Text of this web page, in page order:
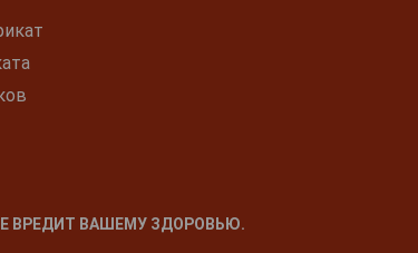
ВРЕДИТ ВАШЕМУ ЗДОРОВЬЮ.